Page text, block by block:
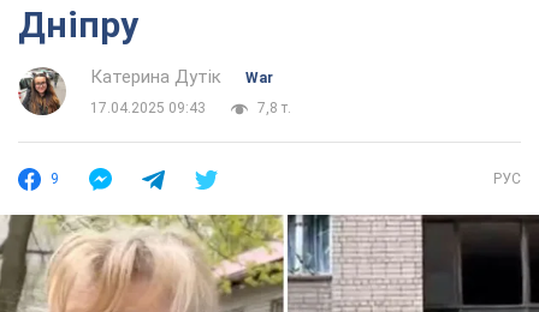
Дніпру
Катерина Дутік
War
17.04.2025 09:43
7,8 т.
9 РУС